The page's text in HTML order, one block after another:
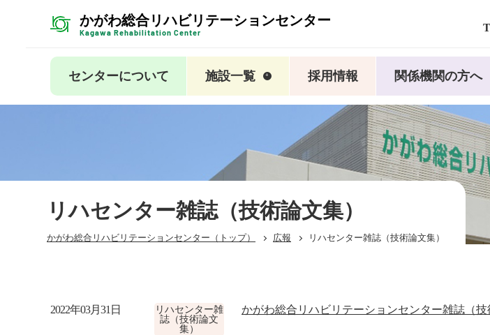
かがわ総合リハビリテーションセンター
Kagawa Rehabilitation Center
センターについて 施設一覧 採用情報 関係機関の方へ
リハセンター雑誌（技術論文集）
かがわ総合リハビリテーションセンター（トップ） 広報 リハセンター雑誌（技術論文集）
2022年03月31日
リハセンター雑
誌（技術論文
集）
かがわ総合リハビリテーションセンター雑誌（技